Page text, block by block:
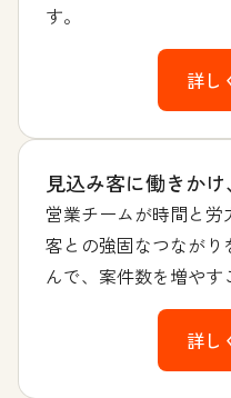
す。
詳し
見込み客に働きか
営業チームが時間と
客との強固なつなが
んで、案件数を増やす
詳し